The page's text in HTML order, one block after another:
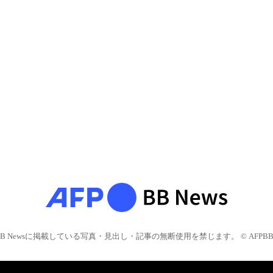
Newsに掲載している写真・見出し・記事の無断使用を禁じます。 © AFPBB